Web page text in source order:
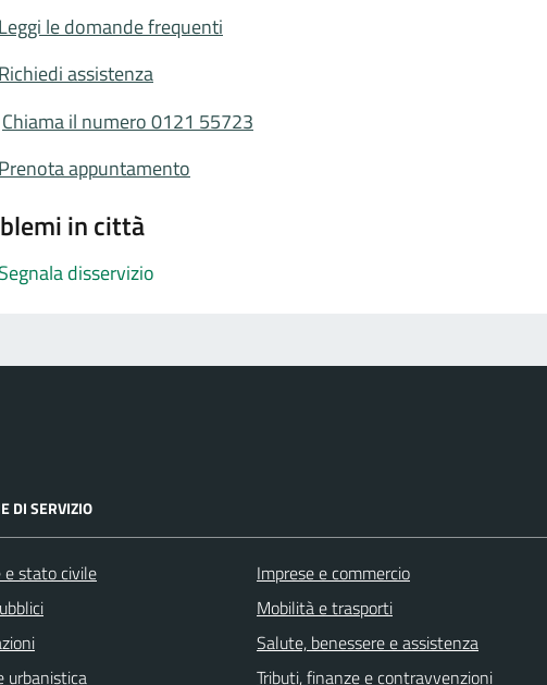
Leggi le domande frequenti
Richiedi assistenza
Chiama il numero 0121 55723
Prenota appuntamento
in città
Segnala disservizio
DI SERVIZIO
e stato civile
urbanistica
Imprese e commercio
Mobilità e trasporti
Salute, benessere e assistenza
Tributi, finanze e contravvenzioni